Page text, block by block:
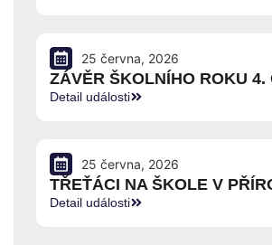
25 června, 2026
ZÁVĚR ŠKOLNÍHO ROKU 4.
Detail události
25 června, 2026
TŘEŤÁCI NA ŠKOLE V
Detail události